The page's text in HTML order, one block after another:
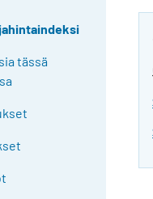
tässä